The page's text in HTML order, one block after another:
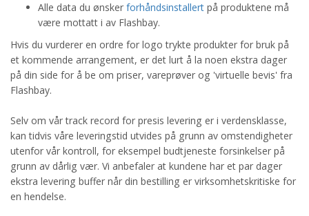
Alle data du ønsker forhåndsinstallert på produktene må
være mottatt i av Flashbay.
Hvis du vurderer en ordre for logo trykte produkter for bruk på
et kommende arrangement, er det lurt å la noen ekstra dager
på din side for å be om priser, vareprøver og 'virtuelle bevis' fra
Flashbay.
Selv om vår track record for presis levering er i verdensklasse,
kan tidvis våre leveringstid utvides på grunn av omstendigheter
utenfor vår kontroll, for eksempel budtjeneste forsinkelser på
grunn av dårlig vær. Vi anbefaler at kundene har et par dager
ekstra levering buffer når din bestilling er virksomhetskritiske for
en hendelse.